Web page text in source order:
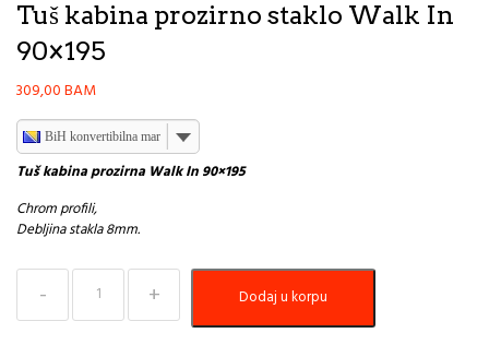
Tuš kabina prozirno staklo Walk In
90×195
309,00BAM
BiH konvertibilna marka
Tuš kabina prozirna Walk In 90×195
Chrom profili,
Debljina stakla 8mm.
Tuš
kabina
prozirno
Dodaj u korpu